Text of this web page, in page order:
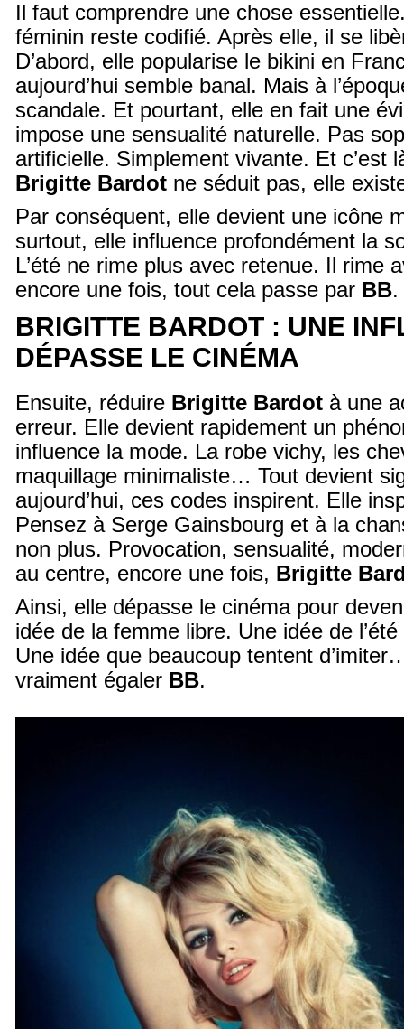
Il faut comprendre une chose
féminin reste codifié. Après elle, il se
D’abord, elle popularise le bikini en
aujourd’hui semble banal. Mais à
scandale. Et pourtant, elle en fait une
impose une sensualité naturelle. Pas
artificielle. Simplement vivante. Et c’est
Brigitte Bardot ne séduit pas, elle
Par conséquent, elle devient une icône
surtout, elle influence profondément la
L’été ne rime plus avec retenue. Il rime
encore une fois, tout cela passe par BB.
BRIGITTE BARDOT : UNE
DÉPASSE LE CINÉMA
Ensuite, réduire Brigitte Bardot à une
erreur. Elle devient rapidement un
influence la mode. La robe vichy, les
maquillage minimaliste… Tout devient
aujourd’hui, ces codes inspirent. Elle
Pensez à Serge Gainsbourg et à la
non plus. Provocation, sensualité,
au centre, encore une fois, Brigitte
Ainsi, elle dépasse le cinéma pour
idée de la femme libre. Une idée de
Une idée que beaucoup tentent
vraiment égaler BB.